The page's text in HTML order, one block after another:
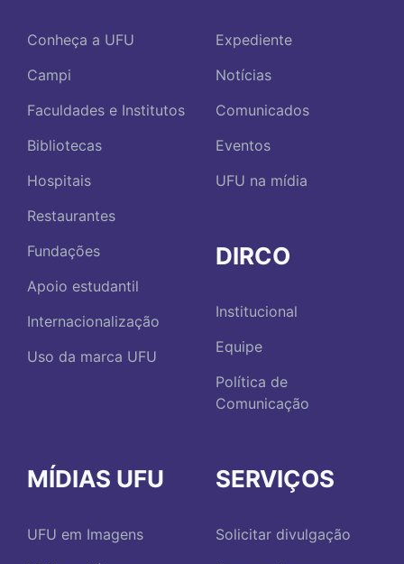
Conheça a UFU
Campi
Faculdades e Institutos
Bibliotecas
Hospitais
Restaurantes
Fundações
Apoio estudantil
Internacionalização
Uso da marca UFU
Expediente
Notícias
Comunicados
Eventos
UFU na mídia
DIRCO
Institucional
Equipe
Política de
Comunicação
MÍDIAS UFU
UFU em Imagens
SERVIÇOS
Solicitar divulgação